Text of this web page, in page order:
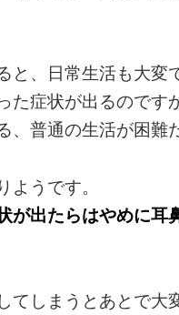
、日常生活も大変
症状が出るのです
普通の生活が困難
うです。
が出たらはやめに耳
しまうとあとで大